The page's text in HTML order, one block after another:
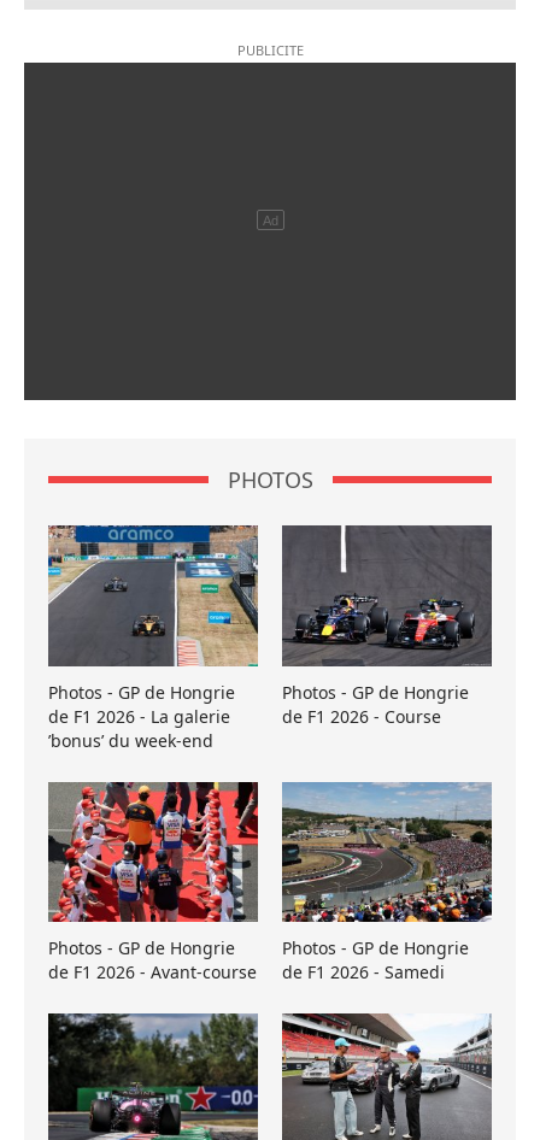
PHOTOS
Photos - GP de Hongrie
de F1 2026 - La galerie
’bonus’ du week-end
Photos - GP de Hongrie
de F1 2026 - Course
Photos - GP de Hongrie
de F1 2026 - Avant-course
Photos - GP de Hongrie
de F1 2026 - Samedi